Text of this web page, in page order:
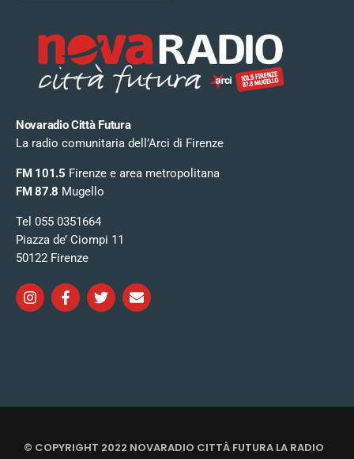
Novaradio Città Futura
La radio comunitaria dell’Arci di Firenze
FM 101.5 Firenze e area metropolitana
FM 87.8 Mugello
Tel 055 0351664
Piazza de’ Ciompi 11
50122 Firenze
© COPYRIGHT 2022 NOVARADIO CITTÀ FUTURA LA RADIO